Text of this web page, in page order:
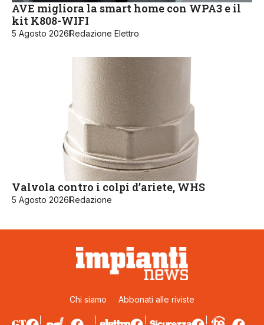
AVE migliora la smart home con WPA3 e il
kit K808-WIFI
5 Agosto 2026Redazione Elettro
Valvola contro i colpi d’ariete, WHS
5 Agosto 2026Redazione
Chi siamo Abbonati alle riviste